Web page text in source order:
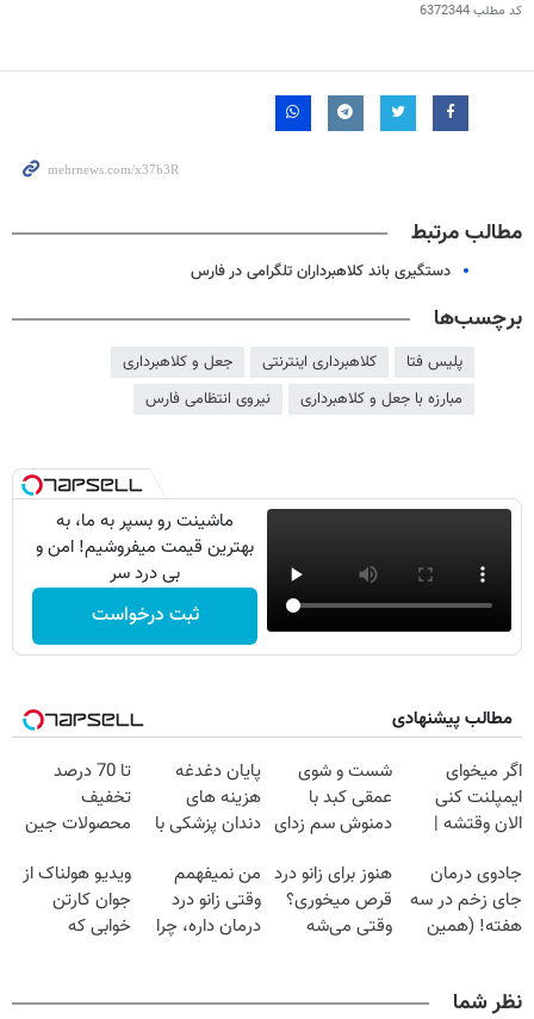
کد مطلب6372344
مطالب مرتبط
دستگیری باند کلاهبرداران تلگرامی در فارس
برچسب‌ها
پلیس فتا کلاهبرداری اینترنتی
جعل و کلاهبرداری
مبارزه با جعل و کلاهبرداری
نیروی انتظامی فارس
ماشینت رو بسپر به ما، به
بهترین قیمت میفروشیم! امن و
بی درد سر
ثبت درخواست
مطالب پیشنهادی
اگر میخوای
ایمپلنت کنی
الان وقتشه |
میلیون تومان!!!
شست و شوی
عمقی کبد با
دمنوش سم زدای
پایان دغدغه
هزینه های
دندان پزشکی با
خانگی
تا 70 درصد
تخفیف
محصولات جین
4 قسط
جادوی درمان
جای زخم در سه
هفته! (همین
هنوز برای زانو درد
قرص میخوری؟
وقتی می‌شه
من نمیفهمم
وقتی زانو درد
درمان داره، چرا
ویدیو هولناک از
جوان کارتن
خوابی که
نظر شما